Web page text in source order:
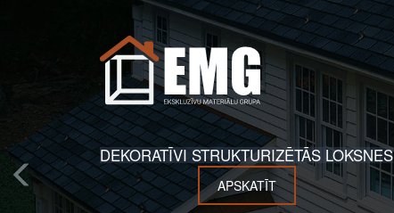
DEKORATĪVI STRUKTURIZĒTĀS LOKSNES
APSKATĪT